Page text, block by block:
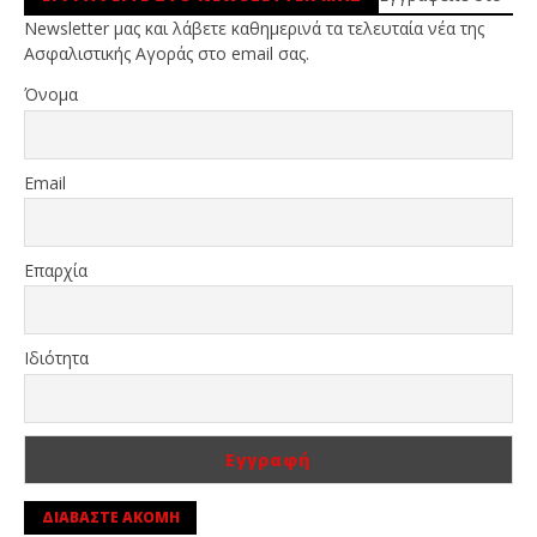
Newsletter μας και λάβετε καθημερινά τα τελευταία νέα της
Ασφαλιστικής Αγοράς στο email σας.
Όνομα
Email
Επαρχία
Ιδιότητα
ΔΙΑΒΑΣΤΕ ΑΚΟΜΗ